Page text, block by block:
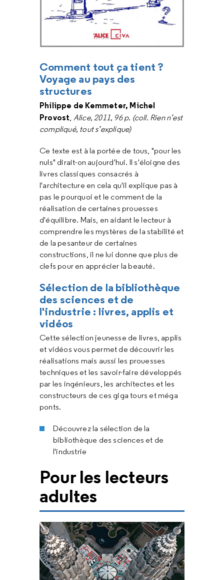
Comment tout ça tient ?
Voyage au pays des
structures
Philippe de Kemmeter, Michel
Provost Alice, 2011, 96 p. (coll. Rien n’est
compliqué, tout s’explique)
Ce texte est à la portée de tous, "pour les
nuls" dirait-on aujourd'hui. Il s'éloigne des
livres classiques consacrés à
l'architecture en cela qu'il explique pas à
pas le pourquoi et le comment de la
réalisation de certaines prouesses
d'équilibre. Mais, en aidant le lecteur à
comprendre les mystères de la stabilité et
de la pesanteur de certaines
constructions, il ne lui donne que plus de
clefs pour en apprécier la beauté.
Sélection de la bibliothèque
des sciences et de
l'industrie : livres, applis et
vidéos
Cette sélection jeunesse de livres, applis
et vidéos vous permet de découvrir les
réalisations mais aussi les prouesses
techniques et les savoir-faire développés
par les ingénieurs, les architectes et les
constructeurs de ces giga tours et méga
ponts.
Découvrez la sélection de la
bibliothèque des sciences et de
l'industrie
Pour les lecteurs
adultes